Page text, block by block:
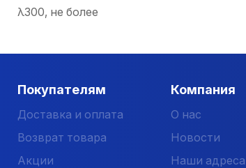
λ300, не более
Покупателям
Доставка и оплата
Возврат товара
Акции
Компания
О нас
Новости
Наши адреса